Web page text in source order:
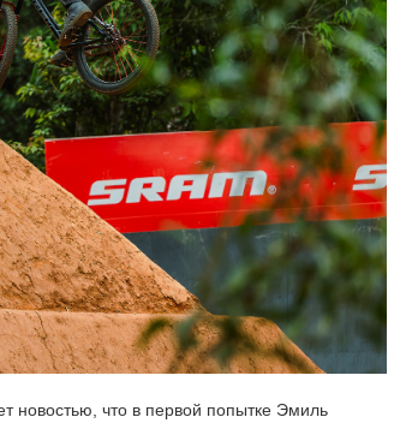
новостью, что в первой попытке Эмиль